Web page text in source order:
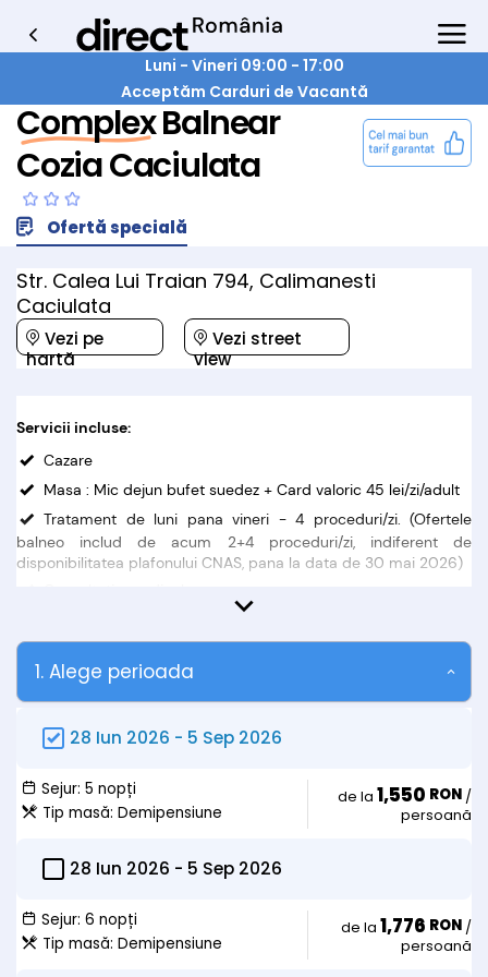
Luni - Vineri 09:00 - 17:00
Acceptăm Carduri de Vacantă
Complex Balnear
Cozia Caciulata
Ofertă specială
Str. Calea Lui Traian 794, Calimanesti
Caciulata
Vezi pe
hartă
Vezi street
view
Servicii incluse:
Cazare
Masa : Mic dejun bufet suedez + Card valoric 45 lei/zi/adult
Tratament de luni pana vineri - 4 proceduri/zi. (Ofertele
balneo includ de acum 2+4 proceduri/zi, indiferent de
disponibilitatea plafonului CNAS, pana la data de 30 mai 2026)
In perioada 06.09.2026 - 19.12.2026 se acorda tratament
gratuit Sâmbăta
Oferta nu include:
• acces la piscine;
• taxă stațiune;
• diferențe de tarif, dacă va crește cota TVA.
Observații:
• Oferta este valabilă DOAR pentru persoanele care prezintă la
specialist ultilizat în sistemul de asigurări sociale de sănătate și
CARDUL de sănătate;
• Modificări ale codului fiscal pentru anul 2026 pot duce la
1. Alege perioada
28 Iun 2026 - 5 Sep 2026
Sejur: 5 nopți
Tip masă: Demipensiune
de la 1,550 RON /
persoană
28 Iun 2026 - 5 Sep 2026
Sejur: 6 nopți
Tip masă: Demipensiune
de la 1,776 RON /
persoană